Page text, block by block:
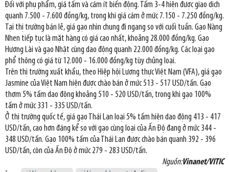
Đối với phụ phẩm, giá tấm và cám ít biến động. Tấm 3-4 hiện được giao dịch
quanh 7.500 - 7.600 đồng/kg, trong khi giá cám ở mức 7.150 - 7.250 đồng/kg.
Tại thị trường bán lẻ, giá gạo nhìn chung đi ngang so với cuối tuần. Gạo Nàng
Nhen tiếp tục là mặt hàng có giá cao nhất, khoảng 28.000 đồng/kg. Gạo
Hương Lài và gạo Nhật cùng dao động quanh 22.000 đồng/kg. Các loại gạo
phổ thông có giá từ 12.000 - 16.000 đồng/kg tùy chủng loại.
Trên thị trường xuất khẩu, theo Hiệp hội Lương thực Việt Nam (VFA), giá gạo
Jasmine của Việt Nam hiện được chào bán ở mức 513 - 517 USD/tấn. Gạo
thơm 5% tấm dao động khoảng 510 - 520 USD/tấn, trong khi gạo 100%
tấm ở mức 331 - 335 USD/tấn.
Ở thị trường quốc tế, giá gạo Thái Lan loại 5% tấm hiện dao động 413 - 417
USD/tấn, cao hơn đáng kể so với gạo cùng loại của Ấn Độ đang ở mức 344 -
348 USD/tấn. Gạo 100% tấm của Thái Lan được chào bán quanh 392 - 396
USD/tấn, còn của Ấn Độ ở mức 279 - 283 USD/tấn.
Nguồn:Vinanet/VITIC